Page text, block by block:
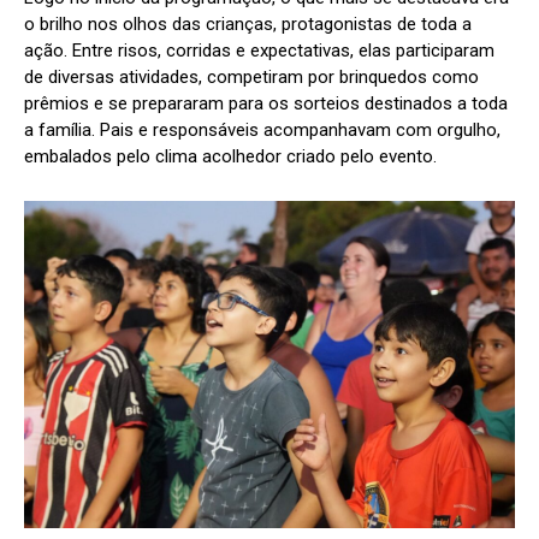
o brilho nos olhos das crianças, protagonistas de toda a
ação. Entre risos, corridas e expectativas, elas participaram
de diversas atividades, competiram por brinquedos como
prêmios e se prepararam para os sorteios destinados a toda
a família. Pais e responsáveis acompanhavam com orgulho,
embalados pelo clima acolhedor criado pelo evento.